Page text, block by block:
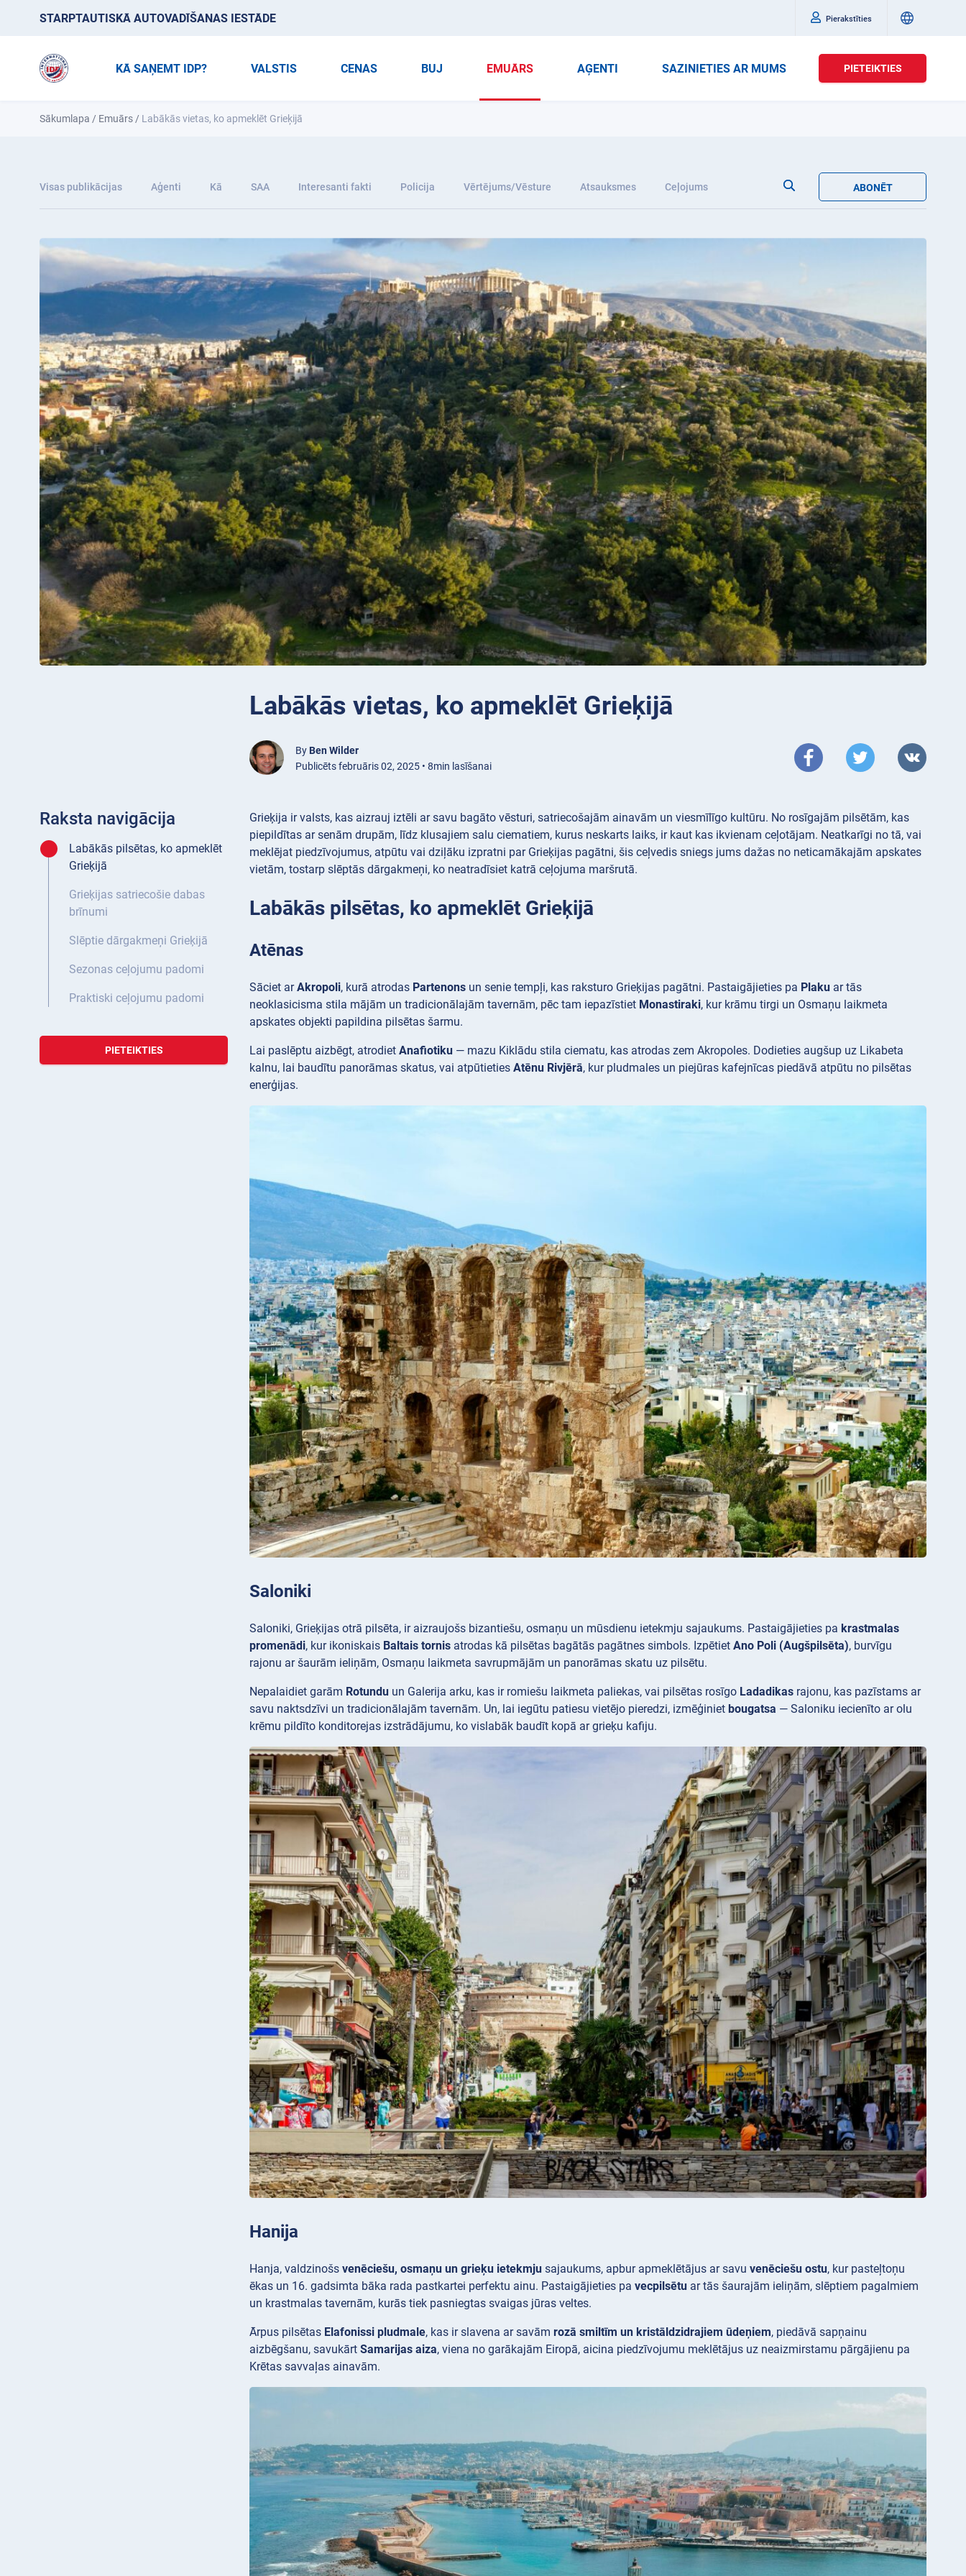
STARPTAUTISKĀ AUTOVADĪŠANAS IESTĀDE Pierakstīties
KĀ SAŅEMT IDP? VALSTIS CENAS BUJ EMUĀRS AĢENTI SAZINIETIES AR MUMS PIETEIKTIES
Sākumlapa / Emuārs / Labākās vietas, ko apmeklēt Grieķijā
Visas publikācijas Aģenti Kā SAA Interesanti fakti Policija Vērtējums/Vēsture Atsauksmes Ceļojums ABONĒT
Labākās vietas, ko apmeklēt Grieķijā
By Ben Wilder
Publicēts februāris 02, 2025 • 8min lasīšanai
Raksta navigācija
Labākās pilsētas, ko apmeklēt
Grieķijā
Grieķijas satriecošie dabas
brīnumi
Slēptie dārgakmeņi Grieķijā
Sezonas ceļojumu padomi
Praktiski ceļojumu padomi
PIETEIKTIES
Grieķija ir valsts, kas aizrauj iztēli ar savu bagāto vēsturi, satriecošajām ainavām un viesmīlīgo kultūru. No rosīgajām pilsētām, kas
piepildītas ar senām drupām, līdz klusajiem salu ciematiem, kurus neskarts laiks, ir kaut kas ikvienam ceļotājam. Neatkarīgi no tā, vai
meklējat piedzīvojumus, atpūtu vai dziļāku izpratni par Grieķijas pagātni, šis ceļvedis sniegs jums dažas no neticamākajām apskates
vietām, tostarp slēptās dārgakmeņi, ko neatradīsiet katrā ceļojuma maršrutā.
Labākās pilsētas, ko apmeklēt Grieķijā
Atēnas
Sāciet arAkropoli, kurā atrodas Partenons un senie tempļi, kas raksturo Grieķijas pagātni. Pastaigājieties pa Plaku ar tās
neoklasicisma stila mājām un tradicionālajām tavernām, pēc tam iepazīstiet Monastiraki, kur krāmu tirgi un Osmaņu laikmeta
apskates objekti papildina pilsētas šarmu.
Lai paslēptu aizbēgt, atrodiet Anafiotiku — mazu Kiklādu stila ciematu, kas atrodas zem Akropoles. Dodieties augšup uz Likabeta
kalnu, lai baudītu panorāmas skatus, vai atpūtieties Atēnu Rivjērā, kur pludmales un piejūras kafejnīcas piedāvā atpūtu no pilsētas
enerģijas.
Saloniki
Saloniki, Grieķijas otrā pilsēta, ir aizraujošs bizantiešu, osmaņu un mūsdienu ietekmju sajaukums. Pastaigājieties pa krastmalas
promenādi, kur ikoniskais Baltais tornis atrodas kā pilsētas bagātās pagātnes simbols. Izpētiet Ano Poli (Augšpilsēta), burvīgu
rajonu ar šaurām ieliņām, Osmaņu laikmeta savrupmājām un panorāmas skatu uz pilsētu.
Nepalaidiet garām Rotundu un Galerija arku, kas ir romiešu laikmeta paliekas, vai pilsētas rosīgo Ladadikas rajonu, kas pazīstams ar
savu naktsdzīvi un tradicionālajām tavernām. Un, lai iegūtu patiesu vietējo pieredzi, izmēģiniet bougatsa — Saloniku iecienīto ar olu
krēmu pildīto konditorejas izstrādājumu, ko vislabāk baudīt kopā ar grieķu kafiju.
Hanija
Hanja, valdzinošs venēciešu, osmaņu un grieķu ietekmju sajaukums, apbur apmeklētājus ar savu venēciešu ostu, kur pasteļtoņu
ēkas un 16. gadsimta bāka rada pastkartei perfektu ainu. Pastaigājieties pa vecpilsētu ar tās šaurajām ieliņām, slēptiem pagalmiem
un krastmalas tavernām, kurās tiek pasniegtas svaigas jūras veltes.
Ārpus pilsētas Elafonissi pludmale, kas ir slavena ar savām rozā smiltīm un kristāldzidrajiem ūdeņiem, piedāvā sapņainu
aizbēgšanu, savukārt Samarijas aiza, viena no garākajām Eiropā, aicina piedzīvojumu meklētājus uz neaizmirstamu pārgājienu pa
Krētas savvaļas ainavām.